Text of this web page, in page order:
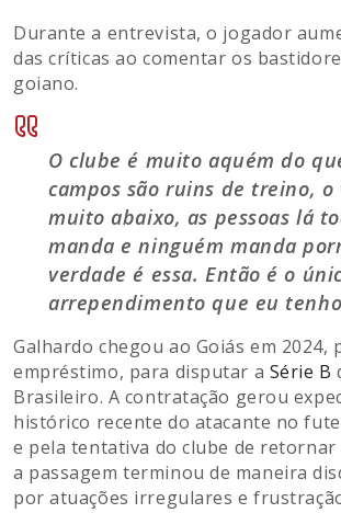
Durante a entrevista, o jogador
das críticas ao comentar os
goiano.
O clube é muito aquém do
campos são ruins de treino,
muito abaixo, as pessoas lá
manda e ninguém manda
verdade é essa. Então é o
arrependimento que eu
Galhardo chegou ao Goiás em 2024,
empréstimo, para disputar a Série B
Brasileiro. A contratação gerou
histórico recente do atacante no
e pela tentativa do clube de retornar
a passagem terminou de maneira
por atuações irregulares e